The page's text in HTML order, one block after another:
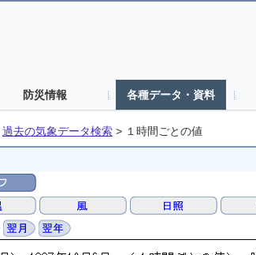
防災情報 各種データ・資料
過去の気象データ検索 > １時間ごとの値